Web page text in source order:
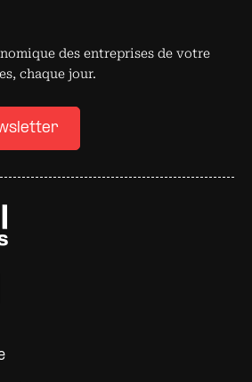
des entreprises de votre
chaque jour.